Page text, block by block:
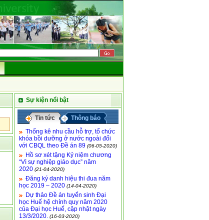
Sự kiện nổi bật
Tin tức
Thông báo
Thống kê nhu cầu hỗ trợ, tổ chức
khóa bồi dưỡng ở nước ngoài đối
với CBQL theo Đề án 89 (06-05-2020)
Hồ sơ xét tặng Kỷ niệm chương
“Vì sự nghiệp giáo dục” năm
2020 (21-04-2020)
Đăng ký danh hiệu thi đua năm
học 2019 – 2020 (14-04-2020)
Dự thảo Đề án tuyển sinh Đại
học Huế hệ chính quy năm 2020
của Đại học Huế, cập nhật ngày
13/3/2020. (16-03-2020)